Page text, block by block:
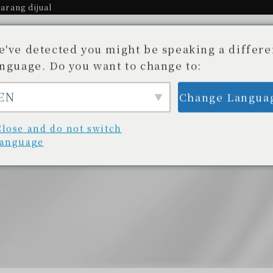
dijual
yang Tak Terungkap
Toko yang tersedia
Daftar toko Blog/
detected you might be speaking a
Do you want to change to:
Change
and do not switch